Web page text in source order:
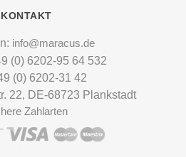
KONTAKT
info@maracus.de
(0) 6202-95 64 532
(0) 6202-31 42
22, DE-68723 Plankstadt
Zahlarten